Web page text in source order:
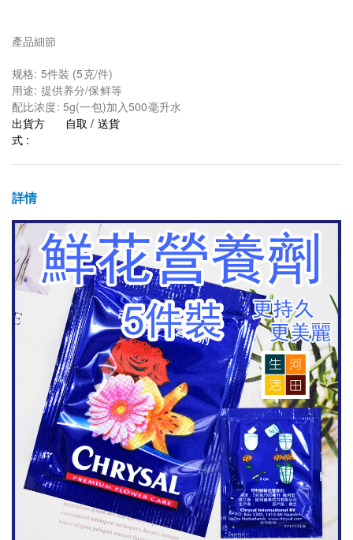
產品細節
规格: 5件裝 (5克/件)
用途: 提供养分/保鲜等
配比浓度: 5g(一包)加入500毫升水
出貨方
式 :
自取 / 送貨
詳情